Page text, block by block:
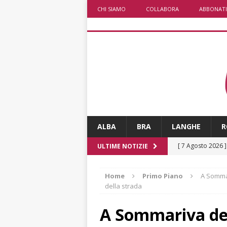
CHI SIAMO COLLABORA ABBONATI
ALBA BRA LANGHE
ULTIME NOTIZIE [ 7 Agosto 2026 ]
[ 7 Agosto 2026
[ 7 Agosto 2026 ]
Home Primo Piano
A
della strada
A Sommariva